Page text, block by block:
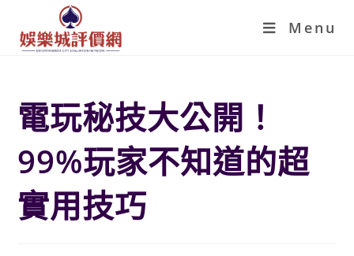
Menu
電玩秘技大公開！
99%玩家不知道的超
實用技巧